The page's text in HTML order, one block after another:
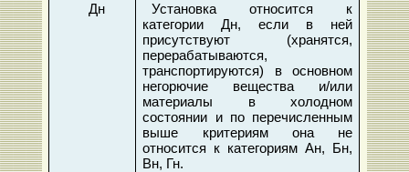
Дн
Установка относится к
категории Дн, если в ней
присутствуют (хранятся,
перерабатываются,
транспортируются) в основном
негорючие вещества и/или
материалы в холодном
состоянии и по перечисленным
выше критериям она не
относится к категориям Ан, Бн,
Вн, Гн.